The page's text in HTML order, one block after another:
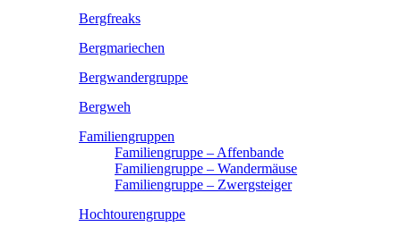
Bergfreaks
Bergmariechen
Bergwandergruppe
Bergweh
Familiengruppen
Familiengruppe – Affenbande
Familiengruppe – Wandermäuse
Familiengruppe – Zwergsteiger
Hochtourengruppe